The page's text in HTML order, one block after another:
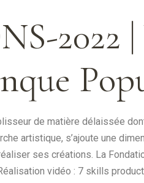
2022
de matière délaissée
artistique, s’ajoute une
ses créations. La
vidéo : 7 skills